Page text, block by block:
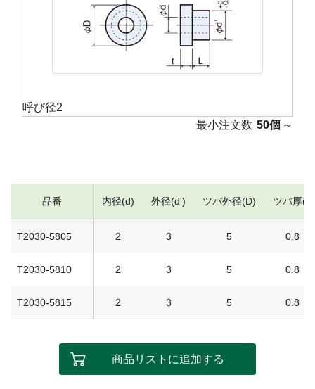
呼び径2
最小注文数 50個 ～
品番 内径(d) 外径(d') ツバ外径(D) ツバ厚(t)
T2030-5805 2 3 5 0.8
T2030-5810 2 3 5 0.8
T2030-5815 2 3 5 0.8
商品リストに追加する